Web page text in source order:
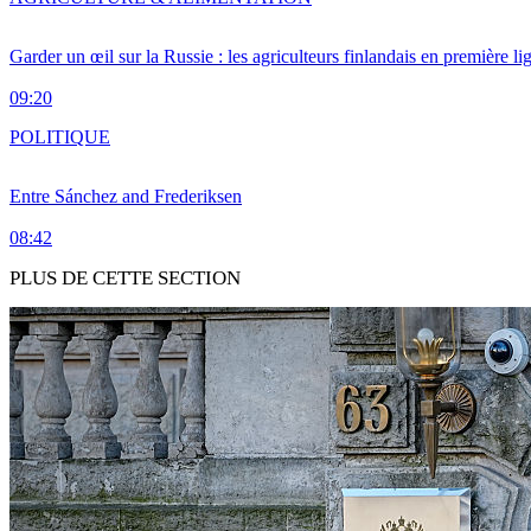
Garder un œil sur la Russie : les agriculteurs finlandais en première
09:20
Entre Sánchez and Frederiksen
08:42
POLITIQUE
PLUS DE CETTE SECTION